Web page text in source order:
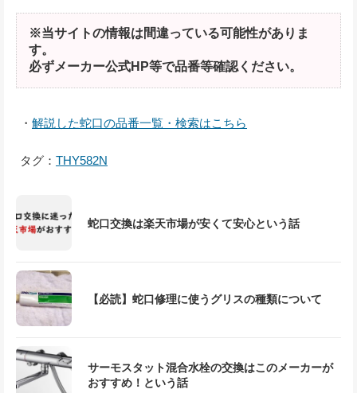
※当サイトの情報は間違っている可能性がありま
す。
必ずメーカー公式HP等で品番等確認ください。
・ 解説した蛇口の品番一覧・検索はこちら
タグ： THY582N
蛇口交換は楽天市場が安くて安心という話
【必読】蛇口修理に使うグリスの種類について
サーモスタット混合水栓の交換はこのメーカーが
おすすめ！という話